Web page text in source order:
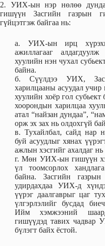
2. УИХ-ын нэр нөлөө
гишүүн Засгийн газрын
гүйцэтгэж байгаа нь:
а. УИХ-ын ирц
ажиллагааг
хуулийн нэн чухал
байна.
б. Сүүлдээ УИХ,
харилцааны асуудал
хуулийн хоёр гол
хоорондын харилцаа
атал “найзан дундаа”,
орж эх зах нь олдохгүй
в. Тухайлбал, сайд нар
буй асуудлыг хянах
ажлын хэсгийг ахалдаг нь
г. Мөн УИХ-ын гишүүн
үл тоомсорлох
байна. Засгийн
удирдахдаа УИХ-д
үүрэг даалгаврыг цаг
үлгэрлэлийг бусдад
Ийм хэмжээний
гишүүдэд тавих чадвар
бүлэгт байх ёстой.